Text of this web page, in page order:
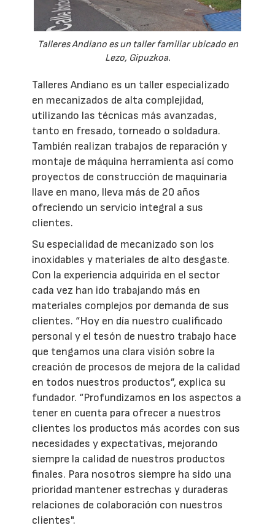
Talleres Andiano es un taller familiar ubicado en
Lezo, Gipuzkoa.
Talleres Andiano es un taller especializado
en mecanizados de alta complejidad,
utilizando las técnicas más avanzadas,
tanto en fresado, torneado o soldadura.
También realizan trabajos de reparación y
montaje de máquina herramienta así como
proyectos de construcción de maquinaria
llave en mano, lleva más de 20 años
ofreciendo un servicio integral a sus
clientes.
Su especialidad de mecanizado son los
inoxidables y materiales de alto desgaste.
Con la experiencia adquirida en el sector
cada vez han ido trabajando más en
materiales complejos por demanda de sus
clientes. “Hoy en día nuestro cualificado
personal y el tesón de nuestro trabajo hace
que tengamos una clara visión sobre la
creación de procesos de mejora de la calidad
en todos nuestros productos”, explica su
fundador. “Profundizamos en los aspectos a
tener en cuenta para ofrecer a nuestros
clientes los productos más acordes con sus
necesidades y expectativas, mejorando
siempre la calidad de nuestros productos
finales. Para nosotros siempre ha sido una
prioridad mantener estrechas y duraderas
relaciones de colaboración con nuestros
clientes".